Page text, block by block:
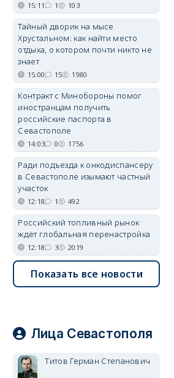
15:11 1 103
Тайный дворик на мысе
Хрустальном: как найти место
отдыха, о котором почти никто не
знает
15:00 15 1980
Контракт с Минобороны помог
иностранцам получить
российские паспорта в
Севастополе
14:03 0 1756
Ради подъезда к онкодиспансеру
в Севастополе изымают частный
участок
12:18 1 492
Российский топливный рынок
ждёт глобальная перенастройка
12:18 3 2019
Показать все новости
Лица Севастополя
Титов Герман Степанович